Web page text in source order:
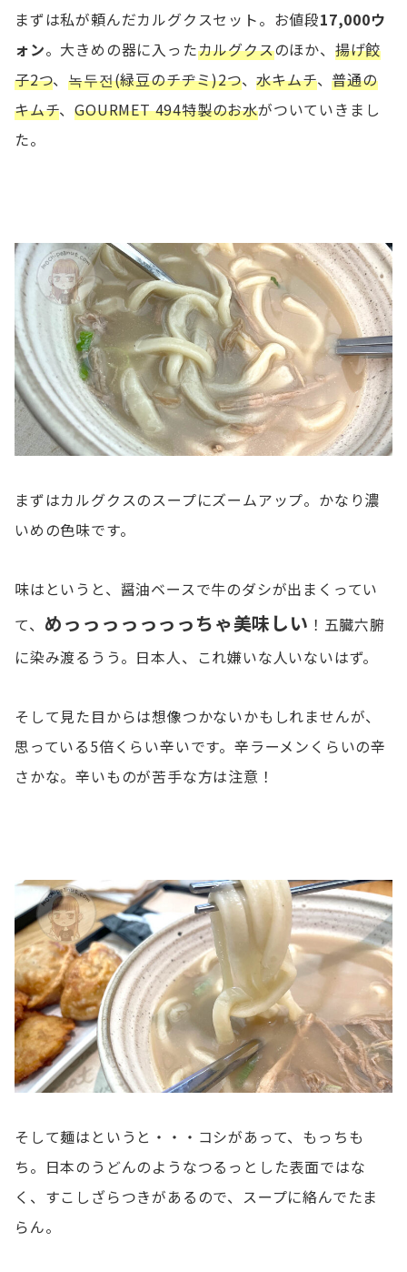
まずは私が頼んだカルグクスセット。お値段17,000ウ
ォン。大きめの器に入ったカルグクスのほか、 揚げ餃
子2つ、녹두전(緑豆のチヂミ)2つ、水キムチ、普通の
キムチ、GOURMET 494特製のお水がついていきまし
た。
まずはカルグクスのスープにズームアップ。かなり濃
いめの色味です。
味はというと、醤油ベースで牛のダシが出まくってい
て、 めっっっっっっっちゃ美味しい ！五臓六腑
に染み渡るうう。日本人、これ嫌いな人いないはず。
そして見た目からは想像つかないかもしれませんが、
思っている5倍くらい辛いです。辛ラーメンくらいの辛
さかな。辛いものが苦手な方は注意！
そして麺はというと・・・コシがあって、もっちも
ち。日本のうどんのようなつるっとした表面ではな
く、すこしざらつきがあるので、スープに絡んでたま
らん。